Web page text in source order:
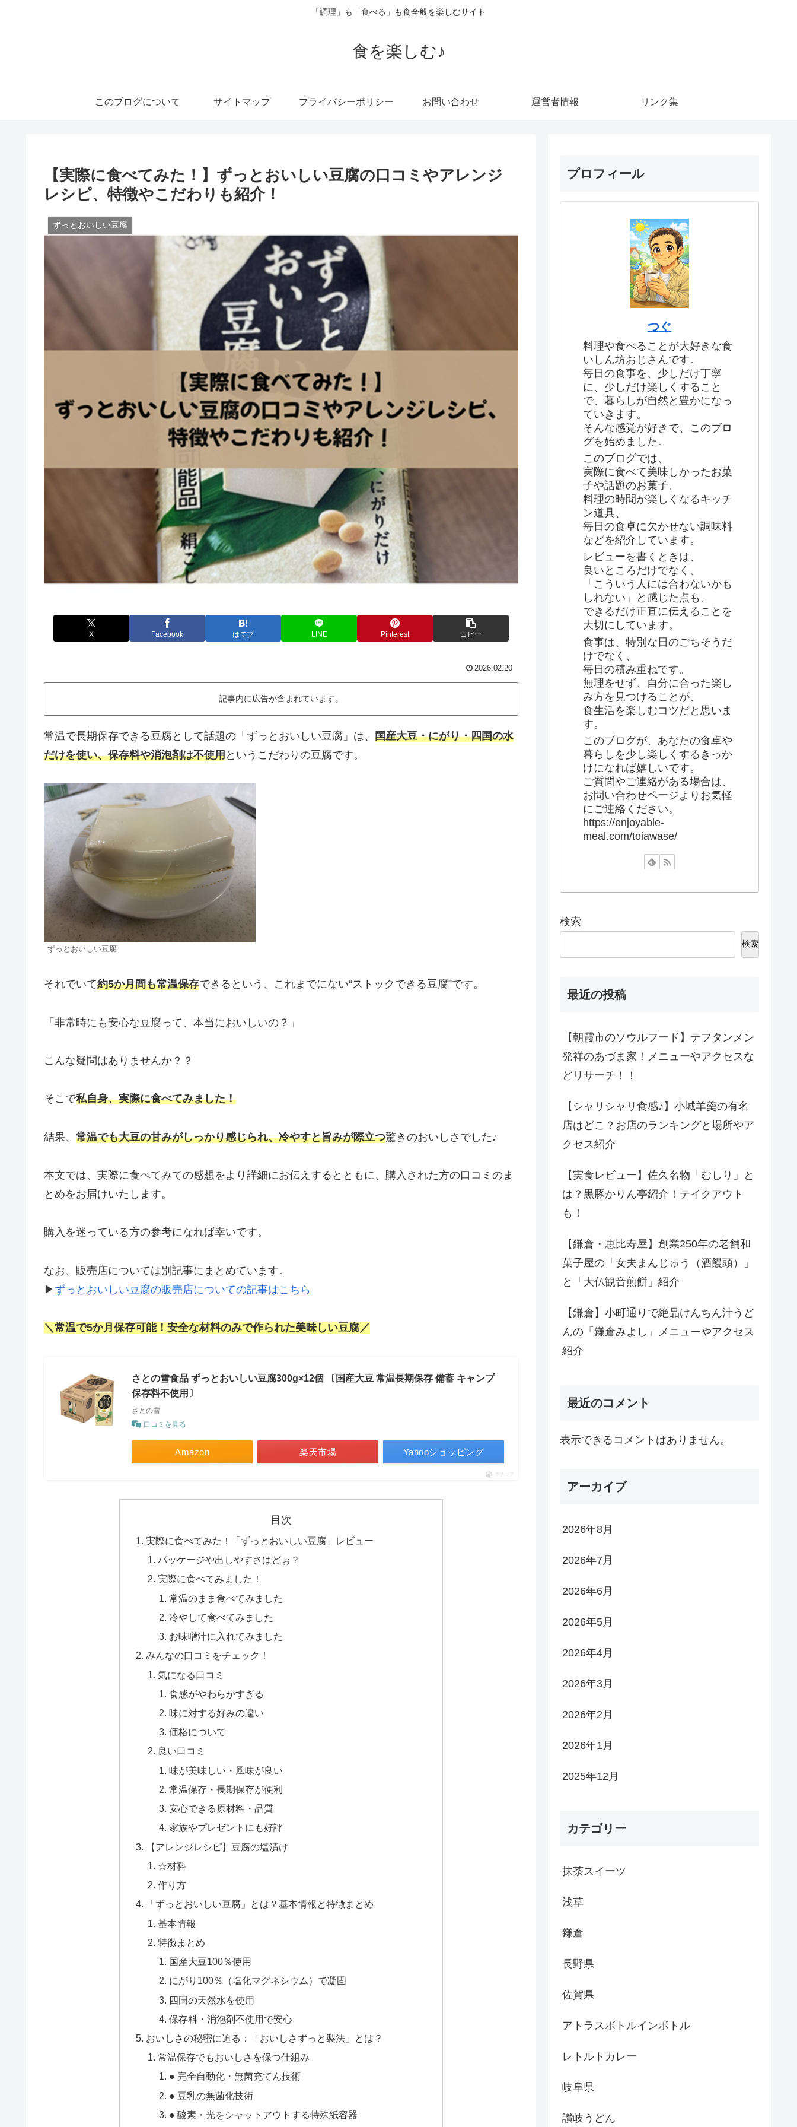
「調理」も「食べる」も食全般を楽しむサイト
食を楽しむ♪
このブログについて サイトマップ プライバシーポリシー お問い合わせ 運営者情報 リンク集
【実際に食べてみた！】ずっとおいしい豆腐の口コミやアレンジ
レシピ、特徴やこだわりも紹介！
ずっとおいしい豆腐
X Facebook はてブ LINE Pinterest コピー
2026.02.20
記事内に広告が含まれています。
常温で長期保存できる豆腐として話題の「ずっとおいしい豆腐」は、 国産大豆・にがり・四国の水
だけを使い、保存料や消泡剤は不使用というこだわりの豆腐です。
ずっとおいしい豆腐
それでいて約5か月間も常温保存できるという、これまでにない“ストックできる豆腐”です。
「非常時にも安心な豆腐って、本当においしいの？」
こんな疑問はありませんか？？
そこで私自身、実際に食べてみました！
結果、 常温でも大豆の甘みがしっかり感じられ、冷やすと旨みが際立つ驚きのおいしさでした♪
本文では、実際に食べてみての感想をより詳細にお伝えするとともに、購入された方の口コミのま
とめをお届けいたします。
購入を迷っている方の参考になれば幸いです。
なお、販売店については別記事にまとめています。
▶ずっとおいしい豆腐の販売店についての記事はこちら
＼常温で5か月保存可能！安全な材料のみで作られた美味しい豆腐／
さとの雪食品 ずっとおいしい豆腐300g×12個 〔国産大豆 常温長期保存 備蓄 キャンプ
保存料不使用〕
さとの雪
口コミを見る
Amazon 楽天市場 Yahooショッピング
ポチップ
目次
実際に食べてみた！「ずっとおいしい豆腐」レビュー
パッケージや出しやすさはどぉ？
実際に食べてみました！
常温のまま食べてみました
冷やして食べてみました
お味噌汁に入れてみました
みんなの口コミをチェック！
気になる口コミ
食感がやわらかすぎる
味に対する好みの違い
価格について
良い口コミ
味が美味しい・風味が良い
常温保存・長期保存が便利
安心できる原材料・品質
家族やプレゼントにも好評
【アレンジレシピ】豆腐の塩漬け
☆材料
作り方
「ずっとおいしい豆腐」とは？基本情報と特徴まとめ
基本情報
特徴まとめ
国産大豆100％使用
にがり100％（塩化マグネシウム）で凝固
四国の天然水を使用
保存料・消泡剤不使用で安心
おいしさの秘密に迫る：「おいしさずっと製法」とは？
常温保存でもおいしさを保つ仕組み
● 完全自動化・無菌充てん技術
● 豆乳の無菌化技術
● 酸素・光をシャットアウトする特殊紙容器
プロフィール
つぐ
料理や食べることが大好きな食
いしん坊おじさんです。
毎日の食事を、少しだけ丁寧
に、少しだけ楽しくすること
で、暮らしが自然と豊かになっ
ていきます。
そんな感覚が好きで、このブロ
グを始めました。
このブログでは、
実際に食べて美味しかったお菓
子や話題のお菓子、
料理の時間が楽しくなるキッチ
ン道具、
毎日の食卓に欠かせない調味料
などを紹介しています。
レビューを書くときは、
良いところだけでなく、
「こういう人には合わないかも
しれない」と感じた点も、
できるだけ正直に伝えることを
大切にしています。
食事は、特別な日のごちそうだ
けでなく、
毎日の積み重ねです。
無理をせず、自分に合った楽し
み方を見つけることが、
食生活を楽しむコツだと思いま
す。
このブログが、あなたの食卓や
暮らしを少し楽しくするきっか
けになれば嬉しいです。
ご質問やご連絡がある場合は、
お問い合わせページよりお気軽
にご連絡ください。
https://enjoyable-
meal.com/toiawase/
検索
検索
最近の投稿
【朝霞市のソウルフード】テフタンメン
発祥のあづま家！メニューやアクセスな
どリサーチ！！
【シャリシャリ食感♪】小城羊羹の有名
店はどこ？お店のランキングと場所やア
クセス紹介
【実食レビュー】佐久名物「むしり」と
は？黒豚かりん亭紹介！テイクアウト
も！
【鎌倉・恵比寿屋】創業250年の老舗和
菓子屋の「女夫まんじゅう（酒饅頭）」
と「大仏観音煎餅」紹介
【鎌倉】小町通りで絶品けんちん汁うど
んの「鎌倉みよし」メニューやアクセス
紹介
最近のコメント
表示できるコメントはありません。
アーカイブ
2026年8月
2026年7月
2026年6月
2026年5月
2026年4月
2026年3月
2026年2月
2026年1月
2025年12月
カテゴリー
抹茶スイーツ
浅草
鎌倉
長野県
佐賀県
アトラスボトルインボトル
レトルトカレー
岐阜県
讃岐うどん